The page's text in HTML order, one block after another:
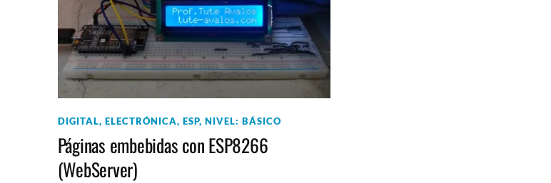
DIGITAL, ELECTRÓNICA, ESP, NIVEL: BÁSICO
Páginas embebidas con ESP8266
(WebServer)